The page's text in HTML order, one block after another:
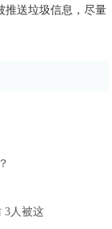
推送垃圾信息，尽量
3人被这